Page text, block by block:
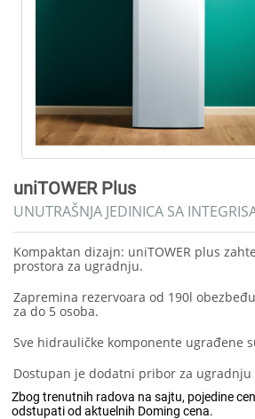
uniTOWER Plus
UNUTRAŠNJA JEDINICA SA
Kompaktan dizajn: uniTOWER plus
prostora za ugradnju.
Zapremina rezervoara od 190l
za do 5 osoba.
Sve hidrauličke komponente ugrađene
Dostupan je dodatni pribor za